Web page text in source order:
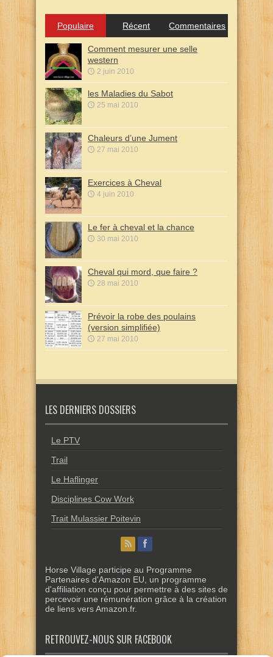
Populaire Récent Commentaires
Comment mesurer une selle
western
2 juin 2010
les Maladies du Sabot
25 mai 2010
Chaleurs d’une Jument
27 mai 2010
Exercices à Cheval
4 juin 2010
Le fer à cheval et la chance
30 mai 2010
Cheval qui mord, que faire ?
28 mai 2010
Prévoir la robe des poulains
(version simplifiée)
27 mai 2010
LES DERNIERS DOSSIERS
Le PTV
Trail
Le Haflinger
Disciplines Cow Work
Trait Mulassier Poitevin
Horse Village participe au Programme
Partenaires d'Amazon EU, un programme
d'affiliation conçu pour permettre à des sites de
percevoir une rémunération grâce à la création
de liens vers Amazon.fr.
RETROUVEZ-NOUS SUR FACEBOOK